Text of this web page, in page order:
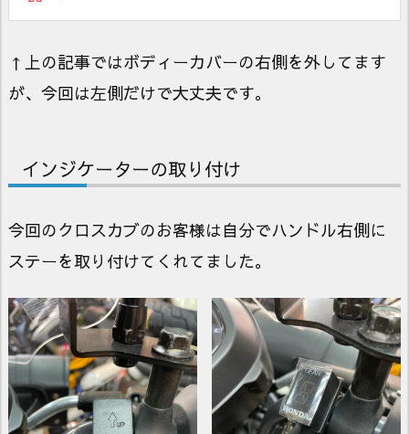
↑上の記事ではボディーカバーの右側を外してます
が、今回は左側だけで大丈夫です。
インジケーターの取り付け
今回のクロスカブのお客様は自分でハンドル右側に
ステーを取り付けてくれてました。